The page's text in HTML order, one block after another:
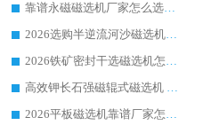
靠谱永磁磁选机厂家怎么选?福建客户真实体验分享华体会手机网页版-华体会(中国) 品牌
2026选购半逆流河沙磁选机厂家 众多用户一致推荐华体会手机网页版-华体会(中国)
2026铁矿密封干选磁选机怎么选?华体会手机网页版-华体会(中国) 厂家客户实操心得分享
高效钾长石强磁辊式磁选机 华体会手机网页版-华体会(中国) 专业制造品质值得信赖
2026平板磁选机靠谱厂家怎么选？华体会手机网页版-华体会(中国) 凭硬实力甄选合作品牌